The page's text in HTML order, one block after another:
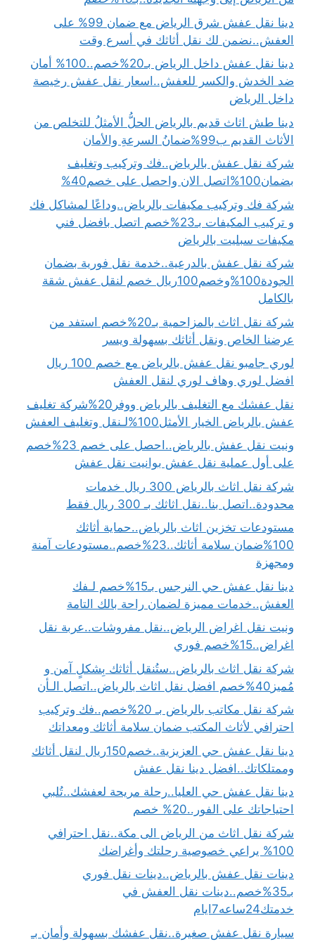
دينا نقل عفش شرق الرياض مع ضمان 99% على
العفش..نضمن لك نقل أثاثك في أسرع وقت
دينا نقل عفش داخل الرياض بـ20%خصم..100% أمان
ضد الخدش والكسر للعفش..اسعار نقل عفش رخيصة
داخل الرياض
دينا طش اثاث قديم بالرياض الحلُّ الأمثلُ للتخلص من
الأثاث القديم ب99%ضمانُ السرعةِ والأمان
شركة نقل عفش بالرياض..فك وتركيب وتغليف
بضمان100%اتصل الان واحصل على خصم40%
شركة فك وتركيب مكيفات بالرياض..وداعًا لمشاكل فك
و تركيب المكيفات بـ23%خصم اتصل بافضل فني
مكيفات سبليت بالرياض
شركة نقل عفش بالدرعية..خدمة نقل فورية بضمان
الجودة100%وخصم100ريال خصم لنقل عفش شقة
بالكامل
شركة نقل اثاث بالمزاحمية بـ20%خصم استفد من
عرضنا الخاص ونقل أثاثك بسهولة ويسر
لوري جامبو نقل عفش بالرياض مع خصم 100 ريال
افضل لوري وهاف لوري لنقل العفش
نقل عفشك مع التغليف بالرياض ووفر20%شركة تغليف
عفش بالرياض الخيار الأمثل100%لـنقل وتغليف العفش
ونيت نقل عفش بالرياض..احصل على خصم 23%خصم
على أول عملية نقل عفش بوانيت نقل عفش
شركة نقل اثاث بالرياض 300 ريال خدمات
محدودة..اتصل بنا..نقل اثاثك بـ 300 ريال فقط
مستودعات تخزين اثاث بالرياض..حماية أثاثك
100%ضمان سلامة أثاثك..23%خصم..مستودعات آمنة
ومجهزة
دينا نقل عفش حي النرجس بـ15%خصم لـفك
العفش..خدمات مميزة لضمان راحة بالك التامة
ونيت نقل اغراض الرياض..نقل مفروشات..عربة نقل
اغراض..15%خصم فوري
شركة نقل اثاث بالرياض..ستُنقل أثاثك بِشكلٍ آمن و
مُميز40%خصم افضل نقل اثاث بالرياض..اتصل الـأن
شركة نقل مكاتب بالرياض بـ 20%خصم..فك وتركيب
احترافي لأثاث المكتب ضمان سلامة أثاثك ومعداتك
دينا نقل عفش حي العزيزية..خصم150ريال لنقل أثاثك
وممتلكاتك..افضل دينا نقل عفش
دينا نقل عفش حي العليا..رحلة مريحة لعفشك..تُلبي
احتياجاتك على الفور..20% خصم
شركة نقل اثاث من الرياض الى مكة..نقل احترافي
100% يراعي خصوصية رحلتك وأغراضك
دينات نقل عفش بالرياض..دينات نقل فوري
بـ35%خصم..دينات نقل العفش في
خدمتك24ساعه7ايام
سيارة نقل عفش صغيرة..نقل عفشك بسهولة وأمان بـ